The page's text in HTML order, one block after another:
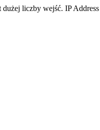
liczby wejść. IP